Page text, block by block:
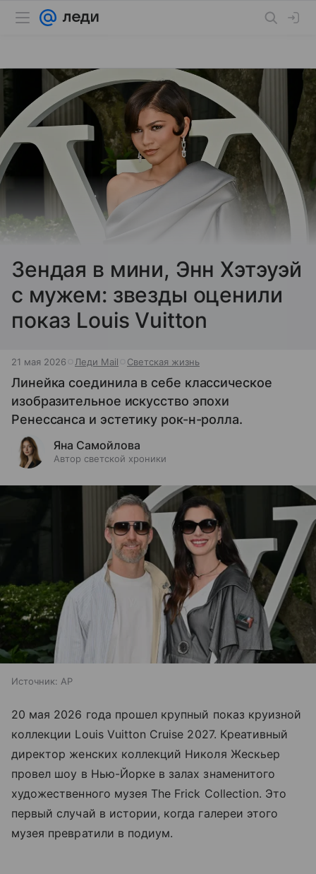
Зендая в мини, Энн Хэтэуэй
с мужем: звезды оценили
показ Louis Vuitton
21 мая 2026 Леди Mail Светская жизнь
Линейка соединила в себе классическое
изобразительное искусство эпохи
Ренессанса и эстетику рок-н-ролла.
Яна Самойлова
Автор светской хроники
Источник: AP
20 мая 2026 года прошел крупный показ круизной
коллекции Louis Vuitton Cruise 2027. Креативный
директор женских коллекций Николя Жескьер
провел шоу в Нью-Йорке в залах знаменитого
художественного музея The Frick Collection. Это
первый случай в истории, когда галереи этого
музея превратили в подиум.